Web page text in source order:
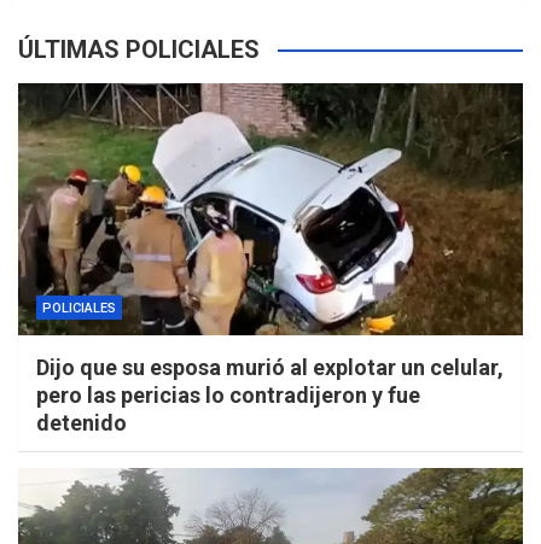
ÚLTIMAS POLICIALES
POLICIALES
Dijo que su esposa murió al explotar un celular,
pero las pericias lo contradijeron y fue
detenido